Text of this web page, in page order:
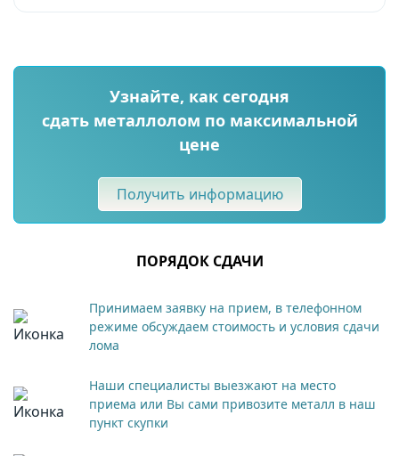
Узнайте, как сегодня
сдать металлолом по максимальной
цене
Получить информацию
ПОРЯДОК СДАЧИ
Принимаем заявку на прием, в телефонном
режиме обсуждаем стоимость и условия сдачи
лома
Наши специалисты выезжают на место
приема или Вы сами привозите металл в наш
пункт скупки